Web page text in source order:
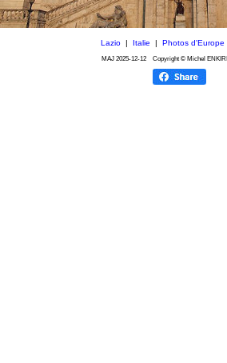
Lazio| Italie | Photos d'Europe
MAJ 2025-12-12Copyright © Michel ENKIRI